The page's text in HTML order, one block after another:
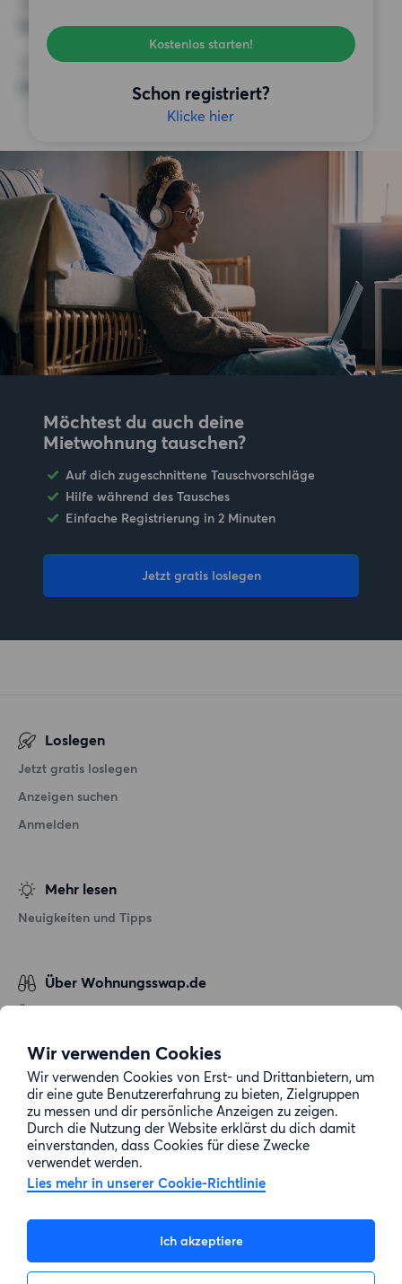
Wir verwenden Cookies
Wir verwenden Cookies von Erst- und Drittanbietern, um
dir eine gute Benutzererfahrung zu bieten, Zielgruppen
zu messen und dir persönliche Anzeigen zu zeigen.
Durch die Nutzung der Website erklärst du dich damit
einverstanden, dass Cookies für diese Zwecke
verwendet werden.
Lies mehr in unserer Cookie-Richtlinie
Ich akzeptiere
Kostenlos starten!
Schon registriert?
Klicke hier
Keine besonderen Anforderungen
SONSTIGE PRÄFERENZEN
Keine bestimmten Präferenzen
Möchtest du auch deine
Mietwohnung tauschen?
Auf dich zugeschnittene Tauschvorschläge
Hilfe während des Tausches
Einfache Registrierung in 2 Minuten
Jetzt gratis loslegen
Loslegen
Jetzt gratis loslegen
Anzeigen suchen
Anmelden
Mehr lesen
Neuigkeiten und Tipps
Über Wohnungsswap.de
Über uns
Datenschutz
Cookie-Richtlinie
Sitemap